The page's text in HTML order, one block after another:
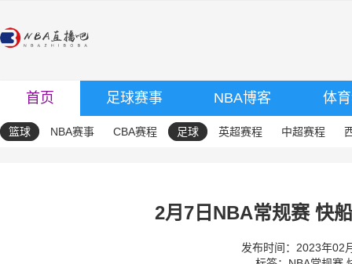
首页 足球赛事 NBA博客 体
篮球 NBA赛事 CBA赛程 足球 英超赛程 中超赛程
2月7日NBA常规赛 快
发布时间：2023年02